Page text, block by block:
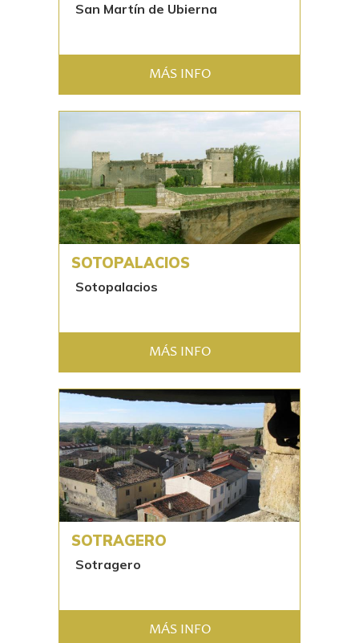
San Martín de Ubierna
MÁS INFO
SOTOPALACIOS
Sotopalacios
MÁS INFO
SOTRAGERO
Sotragero
MÁS INFO